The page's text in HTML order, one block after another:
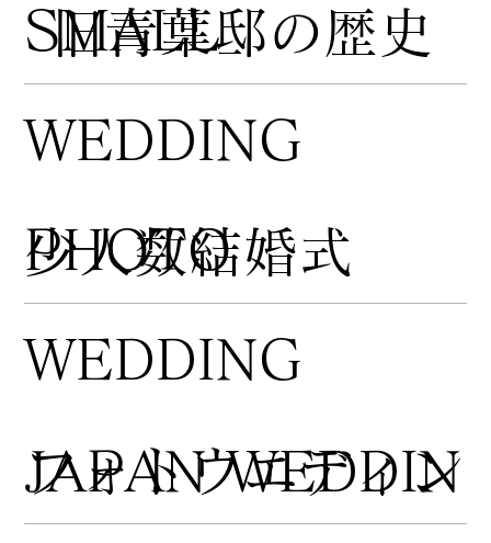
​旧青葉邸の歴史
​少人数結婚式
​SMALL
WEDDING
​フォトウエディン
PHOTO
WEDDING
JAPAN WEDDIN